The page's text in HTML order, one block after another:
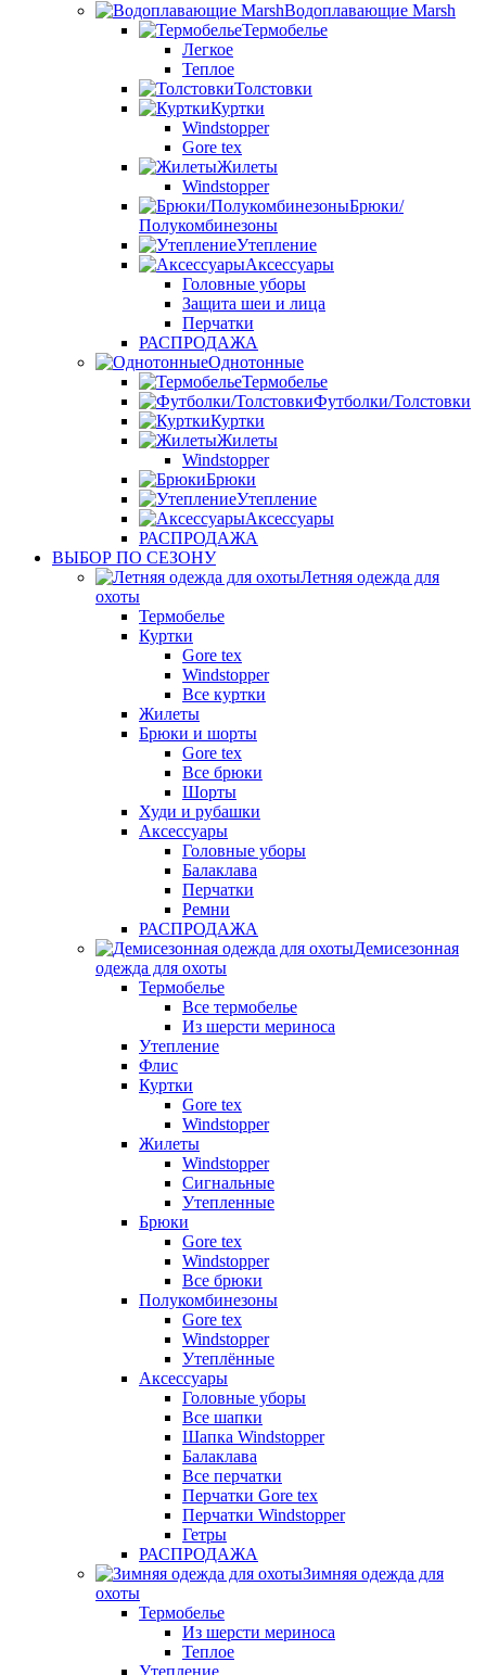
Водоплавающие Marsh
Термобелье
Легкое
Теплое
Толстовки
Куртки
Windstopper
Gore tex
Жилеты
Windstopper
Брюки/
Полукомбинезоны
Утепление
Аксессуары
Головные уборы
Защита шеи и лица
Перчатки
РАСПРОДАЖА
Однотонные
Термобелье
Футболки/Толстовки
Куртки
Жилеты
Windstopper
Брюки
Утепление
Аксессуары
РАСПРОДАЖА
ВЫБОР ПО СЕЗОНУ
Летняя одежда для
охоты
Термобелье
Куртки
Gore tex
Windstopper
Все куртки
Жилеты
Брюки и шорты
Gore tex
Все брюки
Шорты
Худи и рубашки
Аксессуары
Головные уборы
Балаклава
Перчатки
Ремни
РАСПРОДАЖА
Демисезонная
одежда для охоты
Термобелье
Все термобелье
Из шерсти мериноса
Утепление
Флис
Куртки
Gore tex
Windstopper
Жилеты
Windstopper
Сигнальные
Утепленные
Брюки
Gore tex
Windstopper
Все брюки
Полукомбинезоны
Gore tex
Windstopper
Утеплённые
Аксессуары
Головные уборы
Все шапки
Шапка Windstopper
Балаклава
Все перчатки
Перчатки Gore tex
Перчатки Windstopper
Гетры
РАСПРОДАЖА
Зимняя одежда для
охоты
Термобелье
Из шерсти мериноса
Теплое
Утепление